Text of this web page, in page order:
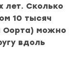
лет. Сколько
10 тысяч
Оорта) можно
вдоль